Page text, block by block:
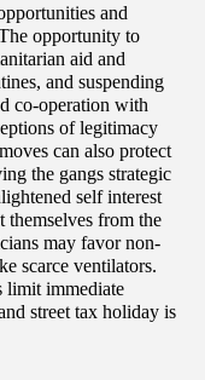
and
opportunity to
aid and
and suspending
co-operation with
of legitimacy
can also protect
the gangs strategic
self interest
themselves from the
may favor non-
scarce ventilators.
limit immediate
street tax holiday is